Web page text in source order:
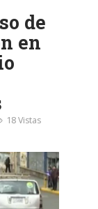
de
en
18 Vistas